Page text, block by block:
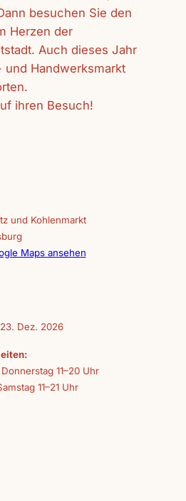
besuchen Sie den
Herzen der
Auch dieses Jahr
und Handwerksmarkt
ihren Besuch!
und Kohlenmarkt
Maps ansehen
Dez. 2026
11–20 Uhr
11–21 Uhr